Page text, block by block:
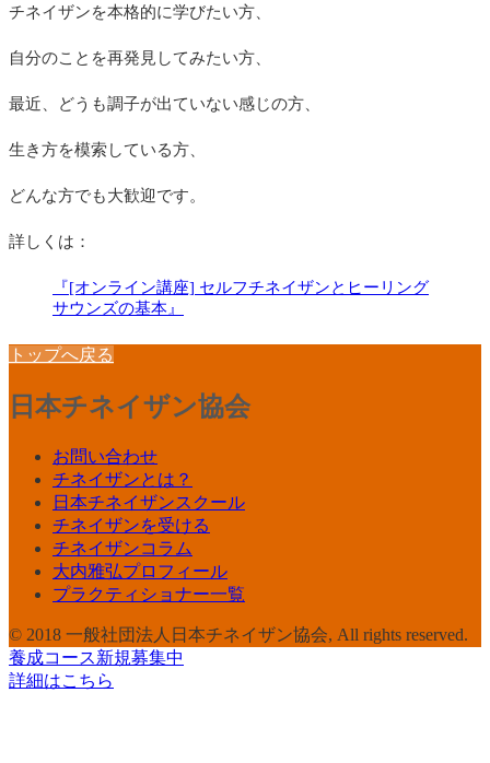
チネイザンを本格的に学びたい方、
自分のことを再発見してみたい方、
最近、どうも調子が出ていない感じの方、
生き方を模索している方、
どんな方でも大歓迎です。
詳しくは：
『[オンライン講座] セルフチネイザンとヒーリング
サウンズの基本』
トップへ戻る
日本チネイザン協会
お問い合わせ
チネイザンとは？
日本チネイザンスクール
チネイザンを受ける
チネイザンコラム
大内雅弘プロフィール
プラクティショナー一覧
© 2018 一般社団法人日本チネイザン協会, All rights reserved.
養成コース新規募集中
詳細はこちら